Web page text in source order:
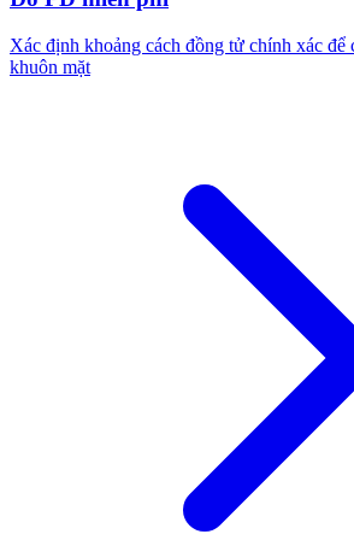
Xác định khoảng cách đồng tử chính xác
khuôn mặt